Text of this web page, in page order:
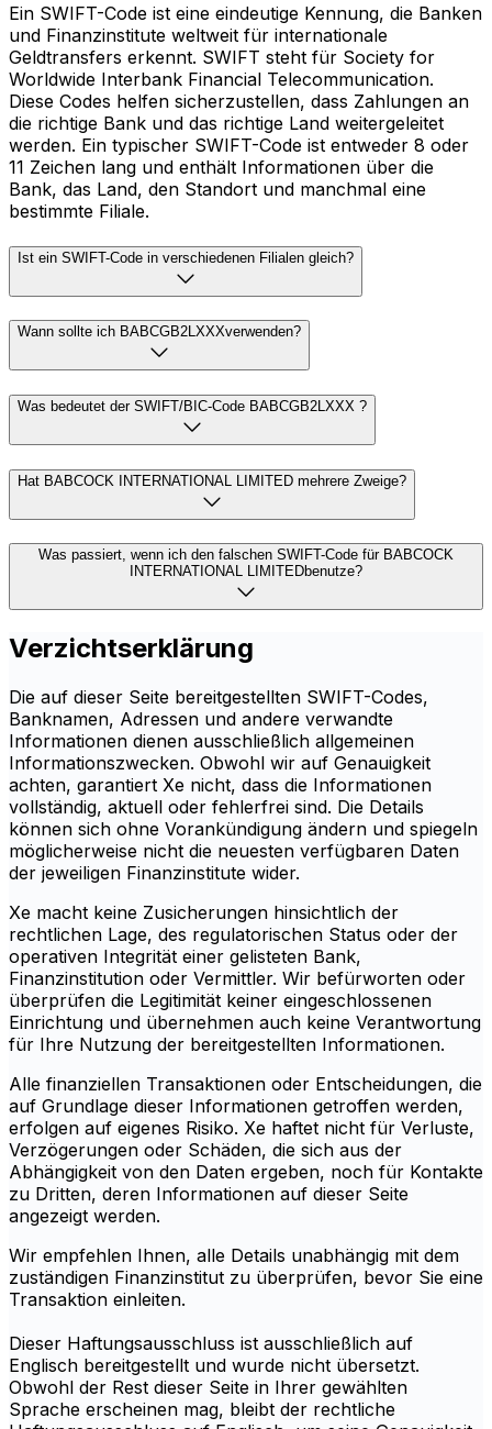
Ein SWIFT-Code ist eine eindeutige Kennung, die Banken
und Finanzinstitute weltweit für internationale
Geldtransfers erkennt. SWIFT steht für Society for
Worldwide Interbank Financial Telecommunication.
Diese Codes helfen sicherzustellen, dass Zahlungen an
die richtige Bank und das richtige Land weitergeleitet
werden. Ein typischer SWIFT-Code ist entweder 8 oder
11 Zeichen lang und enthält Informationen über die
Bank, das Land, den Standort und manchmal eine
bestimmte Filiale.
Ist ein SWIFT-Code in verschiedenen Filialen gleich?
Wann sollte ich BABCGB2LXXXverwenden?
Was bedeutet der SWIFT/BIC-Code BABCGB2LXXX ?
Hat BABCOCK INTERNATIONAL LIMITED mehrere Zweige?
Was passiert, wenn ich den falschen SWIFT-Code für BABCOCK
INTERNATIONAL LIMITEDbenutze?
Verzichtserklärung
Die auf dieser Seite bereitgestellten SWIFT-Codes,
Banknamen, Adressen und andere verwandte
Informationen dienen ausschließlich allgemeinen
Informationszwecken. Obwohl wir auf Genauigkeit
achten, garantiert Xe nicht, dass die Informationen
vollständig, aktuell oder fehlerfrei sind. Die Details
können sich ohne Vorankündigung ändern und spiegeln
möglicherweise nicht die neuesten verfügbaren Daten
der jeweiligen Finanzinstitute wider.
Xe macht keine Zusicherungen hinsichtlich der
rechtlichen Lage, des regulatorischen Status oder der
operativen Integrität einer gelisteten Bank,
Finanzinstitution oder Vermittler. Wir befürworten oder
überprüfen die Legitimität keiner eingeschlossenen
Einrichtung und übernehmen auch keine Verantwortung
für Ihre Nutzung der bereitgestellten Informationen.
Alle finanziellen Transaktionen oder Entscheidungen, die
auf Grundlage dieser Informationen getroffen werden,
erfolgen auf eigenes Risiko. Xe haftet nicht für Verluste,
Verzögerungen oder Schäden, die sich aus der
Abhängigkeit von den Daten ergeben, noch für Kontakte
zu Dritten, deren Informationen auf dieser Seite
angezeigt werden.
Wir empfehlen Ihnen, alle Details unabhängig mit dem
zuständigen Finanzinstitut zu überprüfen, bevor Sie eine
Transaktion einleiten.
Dieser Haftungsausschluss ist ausschließlich auf
Englisch bereitgestellt und wurde nicht übersetzt.
Obwohl der Rest dieser Seite in Ihrer gewählten
Sprache erscheinen mag, bleibt der rechtliche